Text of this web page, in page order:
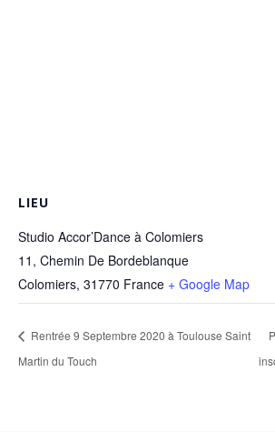
LIEU
Studio Accor’Dance à Colomiers
11, Chemin De Bordeblanque
Colomiers, 31770 France + Google Map
Rentrée 9 Septembre 2020 à Toulouse Saint
Martin du Touch